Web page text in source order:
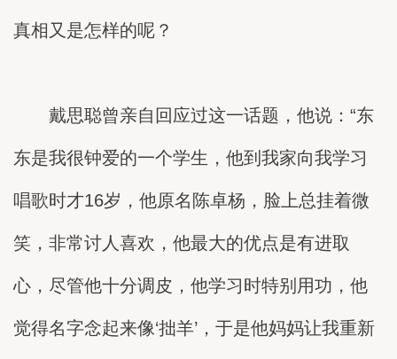
真相又是怎样的呢？
戴思聪曾亲自回应过这一话题，他说：“东
东是我很钟爱的一个学生，他到我家向我学习
唱歌时才16岁，他原名陈卓杨，脸上总挂着微
笑，非常讨人喜欢，他最大的优点是有进取
心，尽管他十分调皮，他学习时特别用功，他
觉得名字念起来像‘拙羊’，于是他妈妈让我重新